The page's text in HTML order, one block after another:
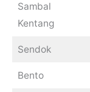
Sambal
Kentang
Sendok
Bento